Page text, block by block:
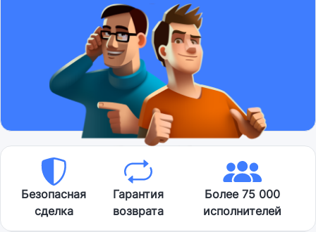
Безопасная
сделка
Гарантия
возврата
Более 75 000
исполнителей